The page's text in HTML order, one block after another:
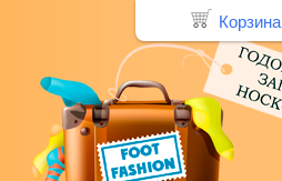
Корзина